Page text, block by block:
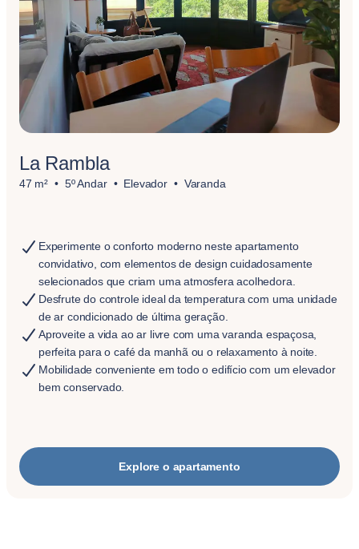
La Rambla
47 m² 5º Andar Elevador Varanda
Experimente o conforto moderno neste apartamento
convidativo, com elementos de design cuidadosamente
selecionados que criam uma atmosfera acolhedora.
Desfrute do controle ideal da temperatura com uma unidade
de ar condicionado de última geração.
Aproveite a vida ao ar livre com uma varanda espaçosa,
perfeita para o café da manhã ou o relaxamento à noite.
Mobilidade conveniente em todo o edifício com um elevador
bem conservado.
Explore o apartamento